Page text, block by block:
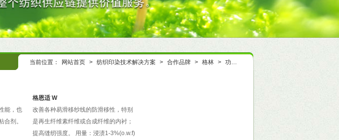
当前位置： 网站首页 > 纺织印染技术解决方案 > 合作品牌 > 格林 > 功能整理 >
能，也
合剂。
格恩适 W
改善各种易滑移纱线的防滑移性，特别
是再生纤维素纤维或合成纤维的内衬；
提高缝纫强度。 用量：浸渍1-3%(o.w.f)